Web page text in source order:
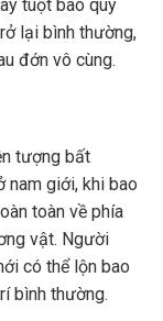
tuột bao quy
lại bình thường,
đớn vô cùng.
tượng bất
nam giới, khi bao
toàn về phía
vật. Người
có thể lộn bao
bình thường.